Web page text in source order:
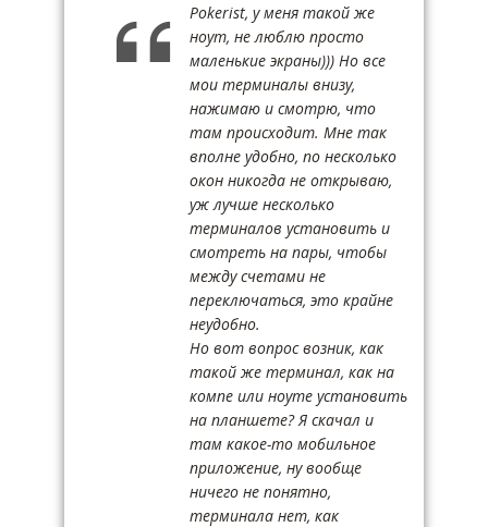
Pokerist, у меня такой же
ноут, не люблю просто
маленькие экраны))) Но все
мои терминалы внизу,
нажимаю и смотрю, что
там происходит. Мне так
вполне удобно, по несколько
окон никогда не открываю,
уж лучше несколько
терминалов установить и
смотреть на пары, чтобы
между счетами не
переключаться, это крайне
неудобно.
Но вот вопрос возник, как
такой же терминал, как на
компе или ноуте установить
на планшете? Я скачал и
там какое-то мобильное
приложение, ну вообще
ничего не понятно,
терминала нет, как